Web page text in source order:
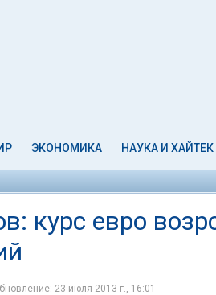
ЭКОНОМИКА НАУКА И ХАЙТЕК
курс евро
23 июля 2013 г., 16:01